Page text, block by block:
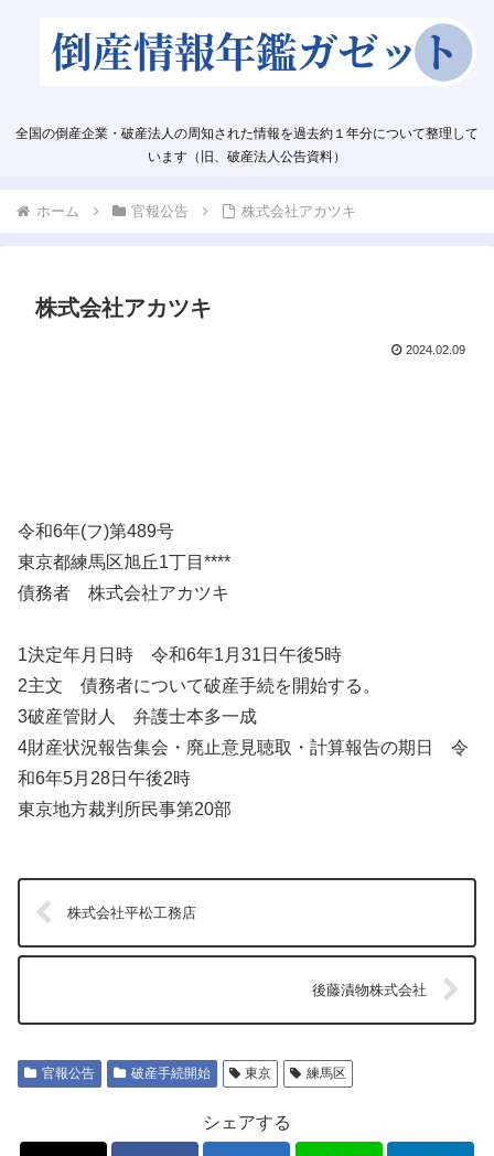
全国の倒産企業・破産法人の周知された情報を過去約１年分について整理して
います（旧、破産法人公告資料）
ホーム 官報公告 株式会社アカツキ
株式会社アカツキ
2024.02.09
令和6年(フ)第489号
東京都練馬区旭丘1丁目****
債務者 株式会社アカツキ
1決定年月日時 令和6年1月31日午後5時
2主文 債務者について破産手続を開始する。
3破産管財人 弁護士本多一成
4財産状況報告集会・廃止意見聴取・計算報告の期日 令
和6年5月28日午後2時
東京地方裁判所民事第20部
株式会社平松工務店
後藤漬物株式会社
官報公告 破産手続開始 東京 練馬区
シェアする